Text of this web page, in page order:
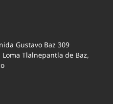
Gustavo Baz 309
Loma Tlalnepantla de Baz,